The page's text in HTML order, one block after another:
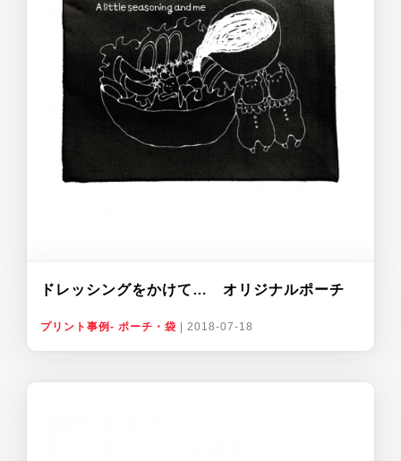
ドレッシングをかけて… オリジナルポーチ
プリント事例- ポーチ・袋 2018-07-18